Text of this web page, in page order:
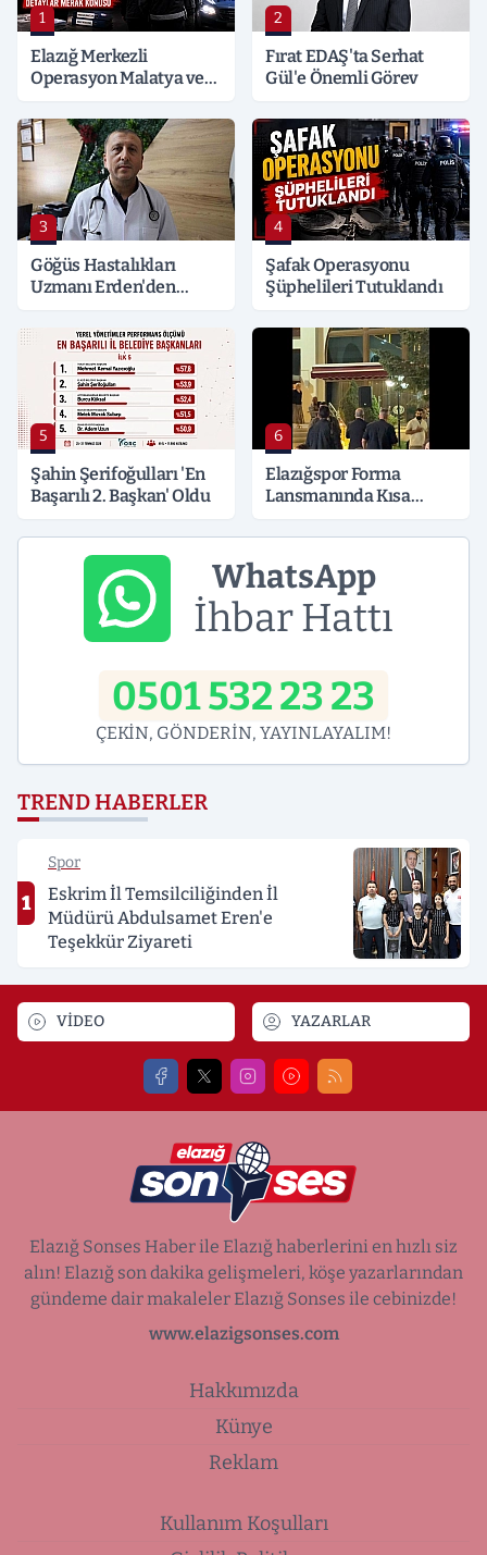
1
Elazığ Merkezli
Operasyon Malatya ve
Detaylar Merak Konusu
2
Fırat EDAŞ'ta Serhat
Gül'e Önemli Görev
3
Göğüs Hastalıkları
Uzmanı Erden'den
4
Şafak Operasyonu
Şüphelileri Tutuklandı
5
Şahin Şerifoğulları 'En
Başarılı 2. Başkan' Oldu
6
Elazığspor Forma
Lansmanında Kısa
WhatsApp
İhbar Hattı
0501 532 23 23
ÇEKİN, GÖNDERİN, YAYINLAYALIM!
TREND HABERLER
1
Spor
Eskrim İl Temsilciliğinden İl
Müdürü Abdulsamet Eren'e
Teşekkür Ziyareti
VİDEO YAZARLAR
Elazığ Sonses Haber ile Elazığ haberlerini en hızlı siz
alın! Elazığ son dakika gelişmeleri, köşe yazarlarından
gündeme dair makaleler Elazığ Sonses ile cebinizde!
www.elazigsonses.com
Hakkımızda
Künye
Reklam
Kullanım Koşulları